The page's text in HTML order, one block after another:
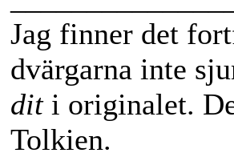
Jag finner det
dvärgarna inte
diti originalet.
Tolkien.